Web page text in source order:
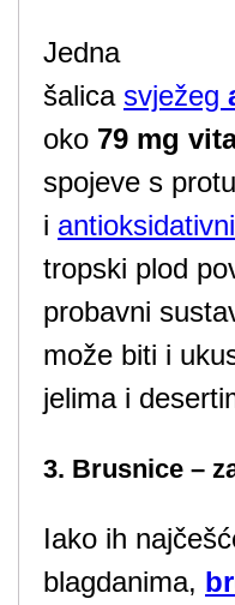
Jedna
šalica svježeg
oko 79 mg
spojeve s
i
tropski plod
probavni
može biti i
jelima i
3. Brusnice –
Iako ih
blagdanima,